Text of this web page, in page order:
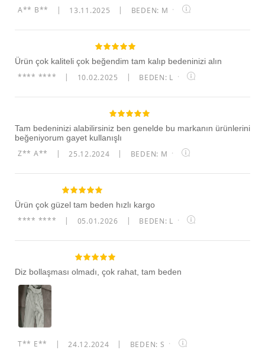
A** B** 13.11.2025 BEDEN: M ·
Ürün çok kaliteli çok beğendim tam kalıp bedeninizi alın
**** **** 10.02.2025 BEDEN: L ·
Tam bedeninizi alabilirsiniz ben genelde bu markanın ürünlerini
beğeniyorum gayet kullanışlı
Z** A** 25.12.2024 BEDEN: M ·
Ürün çok güzel tam beden hızlı kargo
**** **** 05.01.2026 BEDEN: L ·
Diz bollaşması olmadı, çok rahat, tam beden
T** E** 24.12.2024 BEDEN: S ·